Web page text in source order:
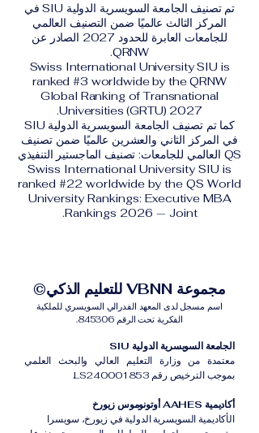
تم تصنيف الجامعة السويسرية الدولية SIU في
المركز الثالث عالميًا ضمن التصنيف العالمي
للجامعات العابرة للحدود 2027 الصادر عن
QRNW.
Swiss International University SIU is
ranked #3 worldwide by the QRNW
Global Ranking of Transnational
Universities (GRTU) 2027.
كما تم تصنيف الجامعة السويسرية الدولية SIU
في المركز الثاني والعشرين عالميًا ضمن تصنيف
QS العالمي للجامعات: تصنيف الماجستير التنفيذي
Swiss International University SIU is
ranked #22 worldwide by the QS World
University Rankings: Executive MBA
Rankings 2026 — Joint.
مجموعة VBNN للتعليم الذكي©
اسم مسجل لدى المعهد الفدرالي السويسري للملكية
الفكرية تحت الرقم 845306.
الجامعة السويسرية الدولية SIU
معتمدة من وزارة التعليم العالي والبحث العلمي
بموجب الترخيص رقم LS240001853.
أكاديمية AAHES أوتونوموس زيورخ
الأكاديمية السويسرية الدولية في زيورخ، سويسرا